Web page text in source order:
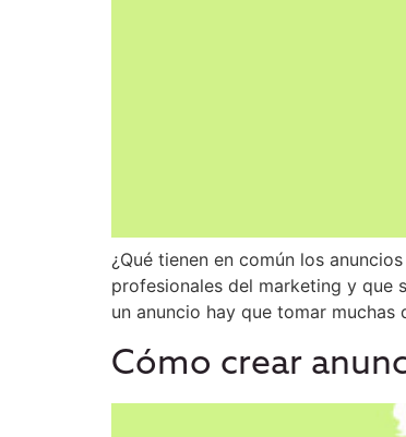
¿Qué tienen en común los
profesionales del marketing y que
un anuncio hay que tomar
Cómo crear